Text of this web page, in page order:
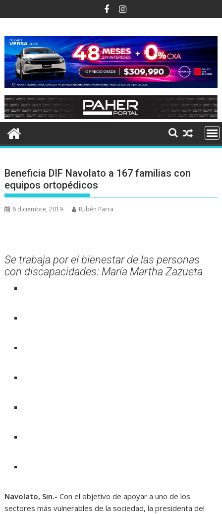
al
Beneficia DIF Navolato a 167 familias con
equipos ortopédicos
6 diciembre, 2019 Rubén Parra
Se trabaja por el bienestar de las personas
con discapacidades: María Martha Zazueta
Navolato, Sin.-Con el objetivo de apoyar a uno de los
sectores más vulnerables de la sociedad, la presidenta del